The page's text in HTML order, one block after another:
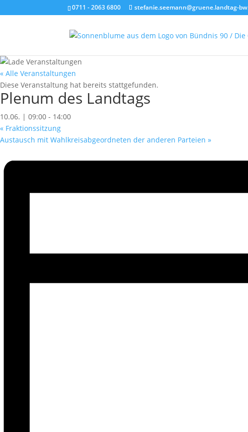
0711 - 2063 6800 stefanie.seemann@gruene.landtag-
« Alle Veranstaltungen
Diese Veranstaltung hat bereits stattgefunden.
Plenum des Landtags
10.06. | 09:00 - 14:00
« Fraktionssitzung
Austausch mit Wahlkreisabgeordneten der anderen Parteien »